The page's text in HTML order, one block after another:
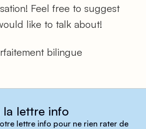
Feel free to suggest
like to talk about!
bilingue
la lettre info
lettre info pour ne rien rater de